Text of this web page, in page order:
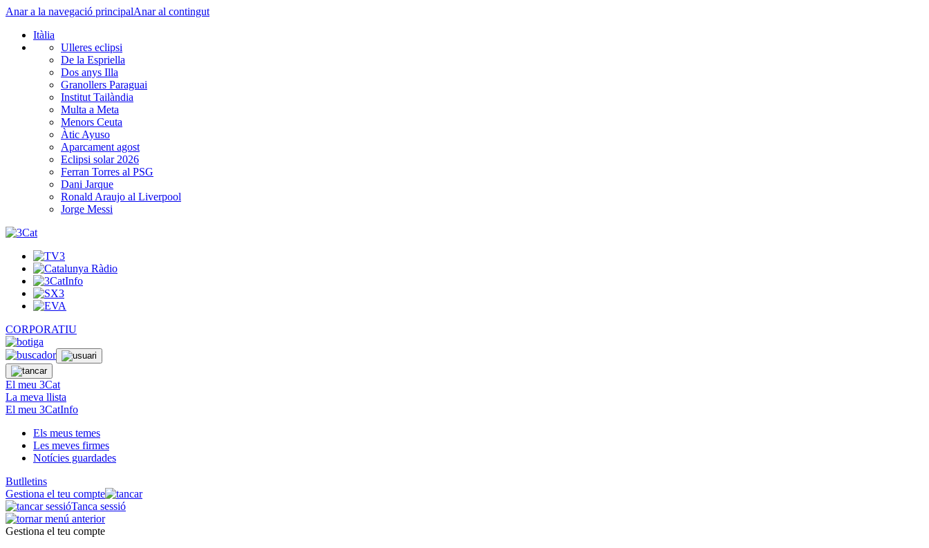
Anar a la navegació principalAnar al contingut
Itàlia
Ulleres eclipsi
De la Espriella
Dos anys Illa
Granollers Paraguai
Institut Tailàndia
Multa a Meta
Menors Ceuta
Àtic Ayuso
Aparcament agost
Eclipsi solar 2026
Ferran Torres al PSG
Dani Jarque
Ronald Araujo al Liverpool
Jorge Messi
CORPORATIU
El meu 3Cat
La meva llista
El meu 3CatInfo
Els meus temes
Les meves firmes
Notícies guardades
Butlletins
Gestiona el teu compte
Tanca sessió
Gestiona el teu compte